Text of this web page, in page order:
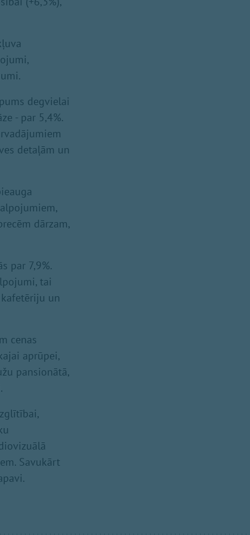
degvielai
- par 5,4%.
detaļām un
dārzam,
par 7,9%.
tai
un
cenas
aprūpei,
pansionātā,
Savukārt